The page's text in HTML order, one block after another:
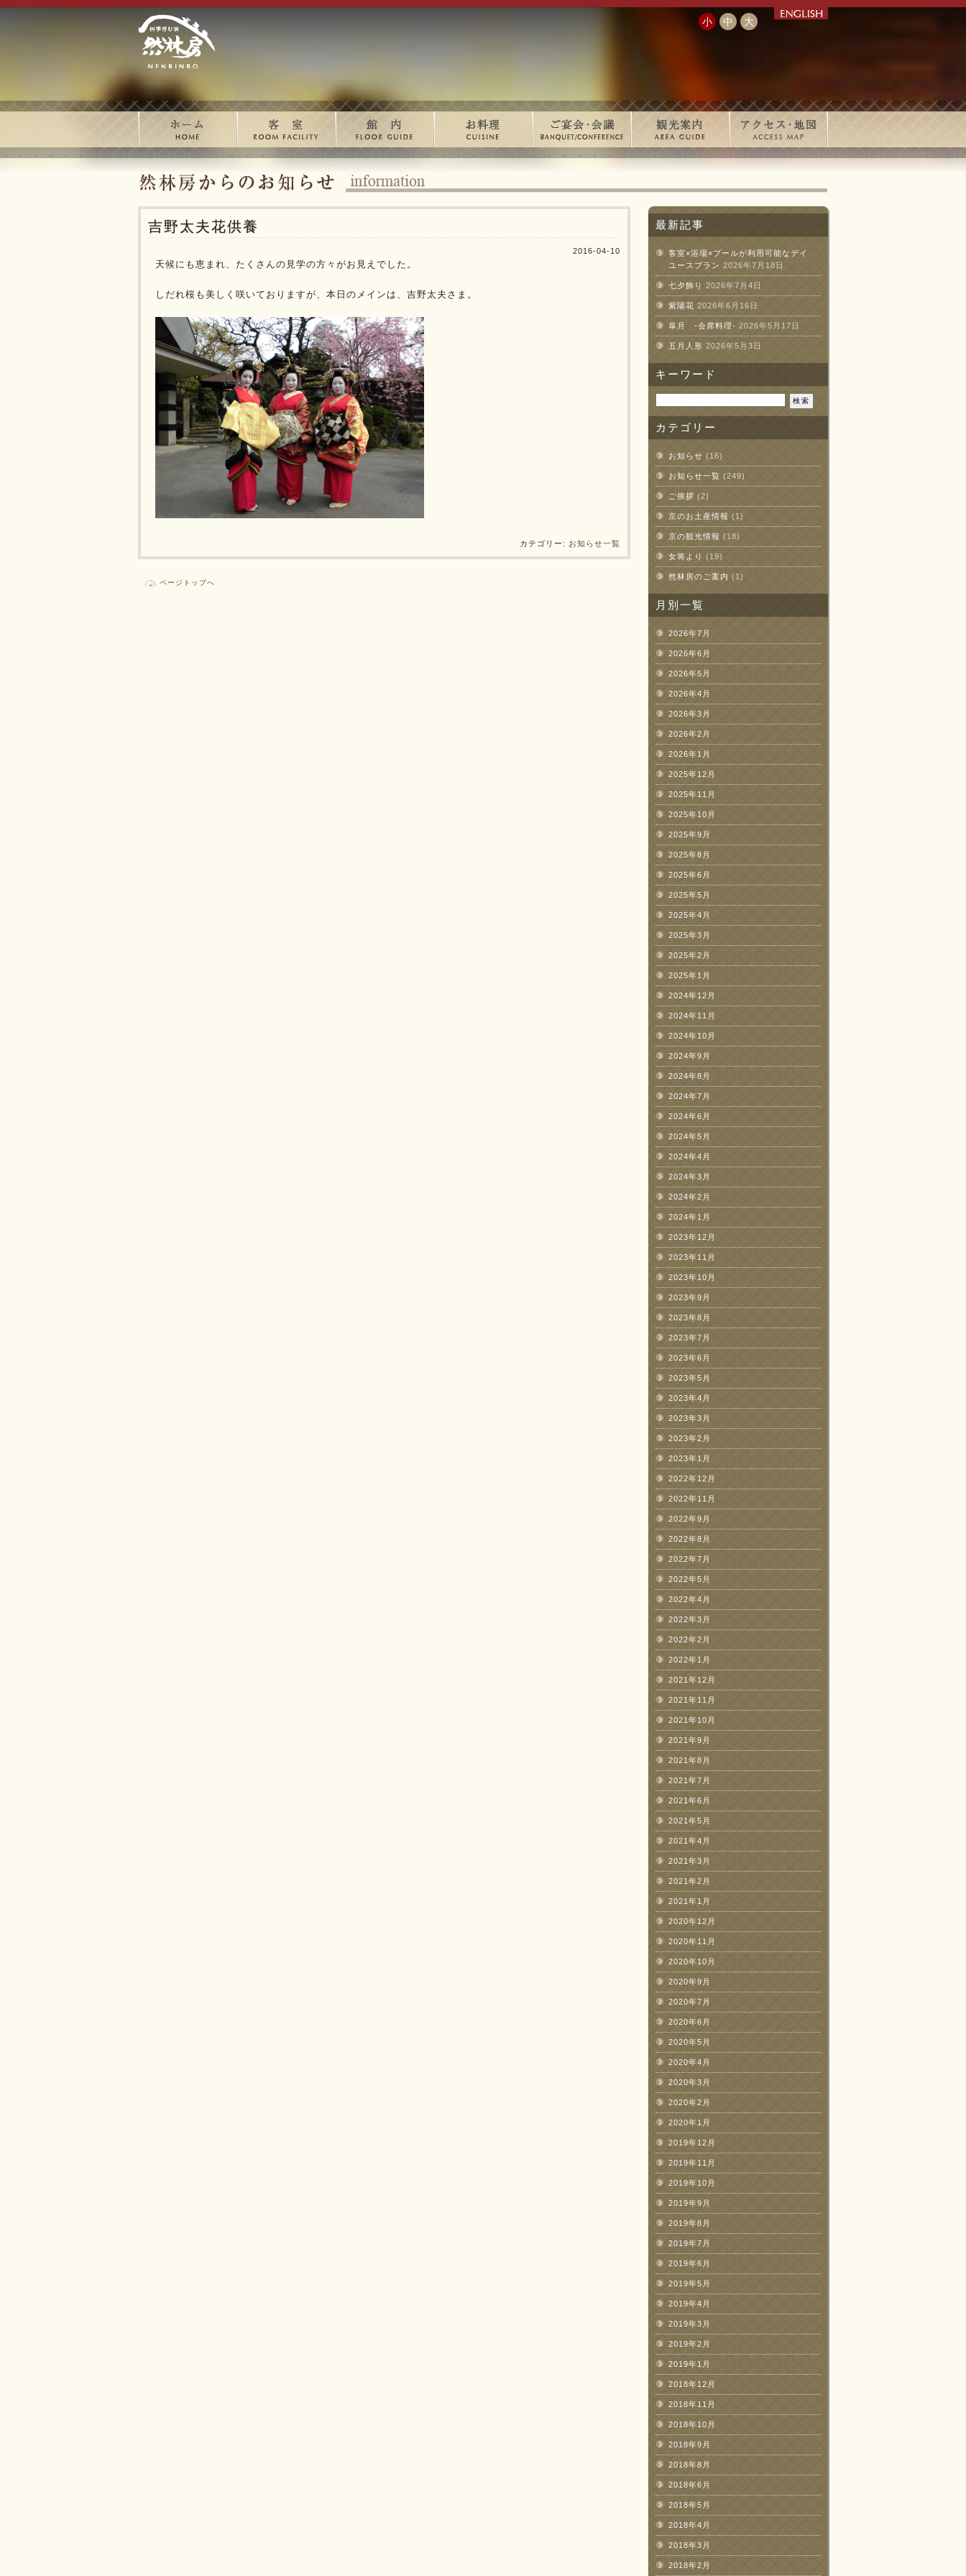
小 中 大
吉野太夫花供養
2016-04-10
天候にも恵まれ、たくさんの見学の方々がお見えでした。
しだれ桜も美しく咲いておりますが、本日のメインは、吉野太夫さま。
カテゴリー: お知らせ一覧
ページトップへ
最新記事
客室×浴場×プールが利用可能なデイ
ユースプラン 2026年7月18日
七夕飾り 2026年7月4日
紫陽花 2026年6月16日
皐月 -会席料理- 2026年5月17日
五月人形 2026年5月3日
キーワード
索:
カテゴリー
お知らせ (16)
お知らせ一覧 (249)
ご挨拶 (2)
京のお土産情報 (1)
京の観光情報 (18)
女将より (19)
然林房のご案内 (1)
月別一覧
2026年7月
2026年6月
2026年5月
2026年4月
2026年3月
2026年2月
2026年1月
2025年12月
2025年11月
2025年10月
2025年9月
2025年8月
2025年6月
2025年5月
2025年4月
2025年3月
2025年2月
2025年1月
2024年12月
2024年11月
2024年10月
2024年9月
2024年8月
2024年7月
2024年6月
2024年5月
2024年4月
2024年3月
2024年2月
2024年1月
2023年12月
2023年11月
2023年10月
2023年9月
2023年8月
2023年7月
2023年6月
2023年5月
2023年4月
2023年3月
2023年2月
2023年1月
2022年12月
2022年11月
2022年9月
2022年8月
2022年7月
2022年5月
2022年4月
2022年3月
2022年2月
2022年1月
2021年12月
2021年11月
2021年10月
2021年9月
2021年8月
2021年7月
2021年6月
2021年5月
2021年4月
2021年3月
2021年2月
2021年1月
2020年12月
2020年11月
2020年10月
2020年9月
2020年7月
2020年6月
2020年5月
2020年4月
2020年3月
2020年2月
2020年1月
2019年12月
2019年11月
2019年10月
2019年9月
2019年8月
2019年7月
2019年6月
2019年5月
2019年4月
2019年3月
2019年2月
2019年1月
2018年12月
2018年11月
2018年10月
2018年9月
2018年8月
2018年6月
2018年5月
2018年4月
2018年3月
2018年2月